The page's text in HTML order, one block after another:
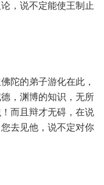
，说不定能使王制止
的弟子游化在此，
，渊博的知识，无所
而且辩才无碍，在说
去见他，说不定对你